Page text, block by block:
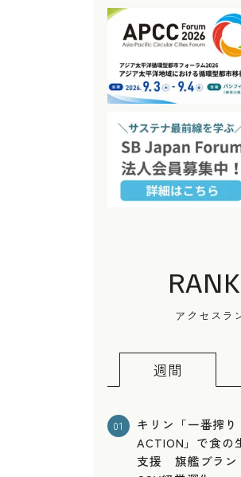
アクセスラ
週間
01
キリン「一番搾り
ACTION」で食の
支援 旗艦ブラン